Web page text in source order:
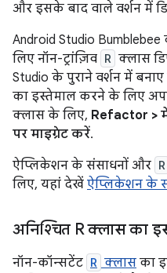
और इसके बाद वाले वर्शन में
Android Studio
लिए नॉन-ट्रांज़िव R क्लास
Studio के पुराने वर्शन में
का इस्तेमाल करने के लिए
क्लास के लिए, Refactor >
पर माइग्रेट करें.
ऐप्लिकेशन के संसाधनों और R
लिए, यहां देखें ऐप्लिकेशन के
अनिश्चित R क्लास का
नॉन-कॉन्सटेंट R क्लास का